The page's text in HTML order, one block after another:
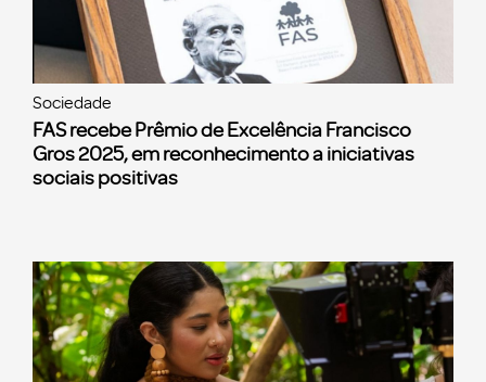
Sociedade
FAS recebe Prêmio de Excelência Francisco
Gros 2025, em reconhecimento a iniciativas
sociais positivas